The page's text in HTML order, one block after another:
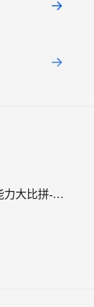
前端大模型应用笔记（五）：大模型基础能力大比拼-计数篇-通义千文 vs 文心一言 vs 智谱 vs 讯飞vsGPT
版）